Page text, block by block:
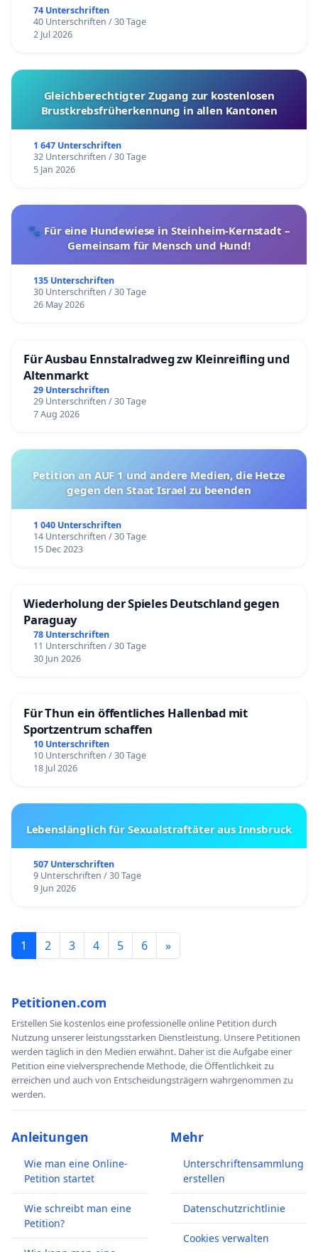
74 Unterschriften
40 Unterschriften / 30 Tage
2 Jul 2026
Gleichberechtigter Zugang zur kostenlosen
Brustkrebsfrüherkennung in allen Kantonen
1 647 Unterschriften
32 Unterschriften / 30 Tage
5 Jan 2026
🐾 Für eine Hundewiese in Steinheim-Kernstadt –
Gemeinsam für Mensch und Hund!
135 Unterschriften
30 Unterschriften / 30 Tage
26 May 2026
Für Ausbau Ennstalradweg zw Kleinreifling und
Altenmarkt
29 Unterschriften
29 Unterschriften / 30 Tage
7 Aug 2026
Petition an AUF 1 und andere Medien, die Hetze
gegen den Staat Israel zu beenden
1 040 Unterschriften
14 Unterschriften / 30 Tage
15 Dec 2023
Wiederholung der Spieles Deutschland gegen
Paraguay
78 Unterschriften
11 Unterschriften / 30 Tage
30 Jun 2026
Für Thun ein öffentliches Hallenbad mit
Sportzentrum schaffen
10 Unterschriften
10 Unterschriften / 30 Tage
18 Jul 2026
Lebenslänglich für Sexualstraftäter aus Innsbruck
507 Unterschriften
9 Unterschriften / 30 Tage
9 Jun 2026
1 2 3 4 5 6 »
Petitionen.com
Erstellen Sie kostenlos eine professionelle online Petition durch
Nutzung unserer leistungsstarken Dienstleistung. Unsere Petitionen
werden täglich in den Medien erwähnt. Daher ist die Aufgabe einer
Petition eine vielversprechende Methode, die Öffentlichkeit zu
erreichen und auch von Entscheidungsträgern wahrgenommen zu
werden.
Anleitungen
Wie man eine Online-
Petition startet
Wie schreibt man eine
Petition?
Mehr
Unterschriftensammlung
erstellen
Datenschutzrichtlinie
Cookies verwalten